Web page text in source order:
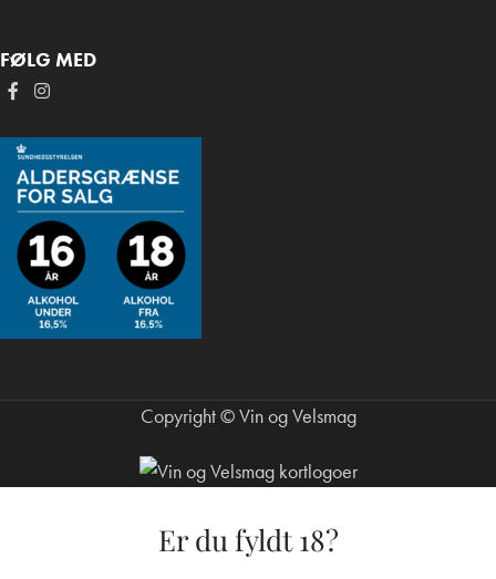
FØLG MED
Copyright © Vin og Velsmag
Er du fyldt 18?